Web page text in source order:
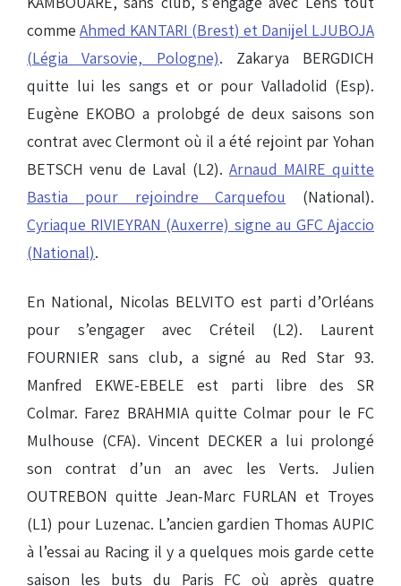
comme Ahmed KANTARI (Brest) et Danijel LJUBOJA
(Légia Varsovie, Pologne). Zakarya BERGDICH
quitte lui les sangs et or pour Valladolid (Esp).
Eugène EKOBO a prolobgé de deux saisons son
contrat avec Clermont où il a été rejoint par Yohan
BETSCH venu de Laval (L2). Arnaud MAIRE quitte
Bastia pour rejoindre Carquefou (National).
Cyriaque RIVIEYRAN (Auxerre) signe au GFC Ajaccio
(National).
En National, Nicolas BELVITO est parti d’Orléans
pour s’engager avec Créteil (L2). Laurent
FOURNIER sans club, a signé au Red Star 93.
Manfred EKWE-EBELE est parti libre des SR
Colmar. Farez BRAHMIA quitte Colmar pour le FC
Mulhouse (CFA). Vincent DECKER a lui prolongé
son contrat d’un an avec les Verts. Julien
OUTREBON quitte Jean-Marc FURLAN et Troyes
(L1) pour Luzenac. L’ancien gardien Thomas AUPIC
à l’essai au Racing il y a quelques mois garde cette
saison les buts du Paris FC où après quatre